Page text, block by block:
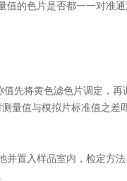
的色片是否都一一对准通
先将黄色滤色片调定，再
量值与模拟片标准值之差
置入样品室内，检定方